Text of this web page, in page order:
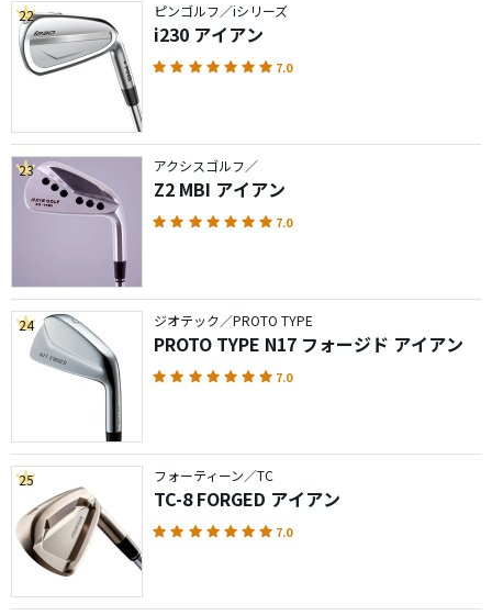
22 ピンゴルフ／iシリーズ
i230 アイアン
7.0
23 アクシスゴルフ／
Z2 MBI アイアン
7.0
24 ジオテック／PROTO TYPE
PROTO TYPE N17 フォージド アイアン
7.0
25 フォーティーン／TC
TC-8 FORGED アイアン
7.0